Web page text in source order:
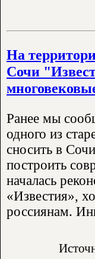
На
Сочи
Ранее мы
одного из
сносить в
построить
началась
«Известия»,
россиянам.